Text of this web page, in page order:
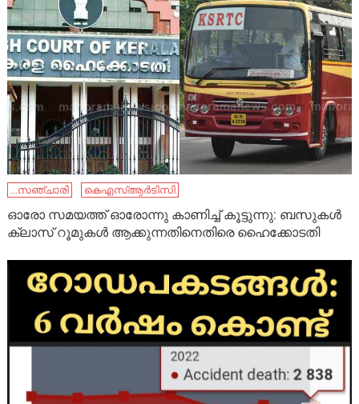
...സഞ്ചാരി കെഎസ്ആര്‍ടിസി
ഓരോ സമയത്ത് ഓരോന്നു കാണിച്ച് കൂട്ടുന്നു: ബസുകള്‍
ക്ലാസ് റൂമുകള്‍ ആക്കുന്നതിനെതിരെ ഹൈക്കോടതി